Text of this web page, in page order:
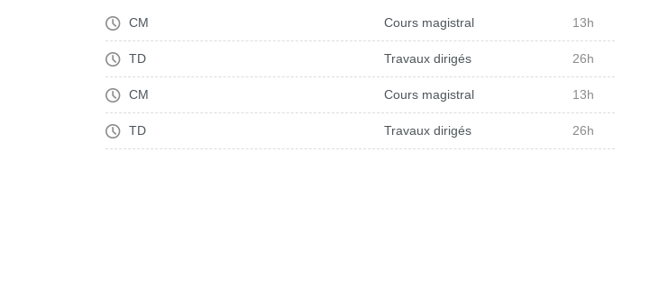
CM Cours magistral 13h
TD Travaux dirigés 26h
CM Cours magistral 13h
TD Travaux dirigés 26h